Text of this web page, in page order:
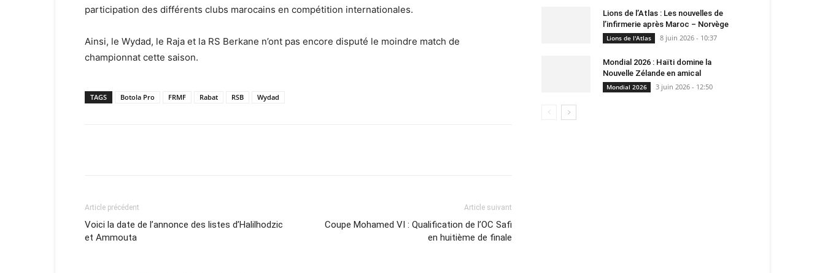
participation des différents clubs marocains en compétition internationales.
Ainsi, le Wydad, le Raja et la RS Berkane n’ont pas encore disputé le moindre match de
championnat cette saison.
TAGS Botola Pro FRMF Rabat RSB Wydad
Article précédent
Voici la date de l’annonce des listes d’Halilhodzic
et Ammouta
Article suivant
Coupe Mohamed VI : Qualification de l’OC Safi
en huitième de finale
Lions de l’Atlas : Les nouvelles de
l’infirmerie après Maroc – Norvège
Lions de l'Atlas 8 juin 2026 - 10:37
Mondial 2026 : Haïti domine la
Nouvelle Zélande en amical
Mondial 2026 3 juin 2026 - 12:50